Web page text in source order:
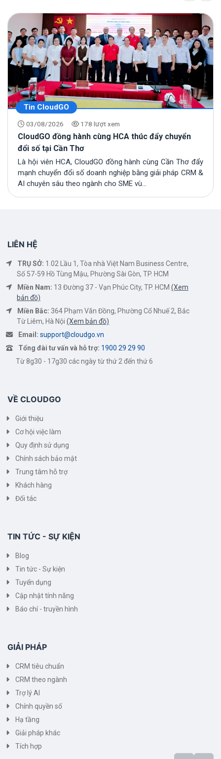
Tin CloudGO
03/08/2026 178 lượt xem
CloudGO đồng hành cùng HCA thúc đẩy chuyển
đổi số tại Cần Thơ
Là hội viên HCA, CloudGO đồng hành cùng Cần Thơ đẩy
mạnh chuyển đổi số doanh nghiệp bằng giải pháp CRM &
AI chuyên sâu theo ngành cho SME vù...
LIÊN HỆ
TRỤ SỞ: 1.02 Lầu 1, Tòa nhà Việt Nam Business Centre,
Số 57-59 Hồ Tùng Mậu, Phường Sài Gòn, TP. HCM
Miền Nam: 13 Đường 37 - Vạn Phúc City, TP. HCM (Xem
bản đồ)
Miền Bắc: 364 Phạm Văn Đồng, Phường Cổ Nhuế 2, Bắc
Từ Liêm, Hà Nội(Xem bản đồ)
Email: support@cloudgo.vn
Tổng đài tư vấn và hỗ trợ: 1900 29 29 90
Từ 8g30 - 17g30 các ngày từ thứ 2 đến thứ 6
VỀ CLOUDGO
Giới thiệu
Cơ hội việc làm
Quy định sử dụng
Chính sách bảo mật
Trung tâm hỗ trợ
Khách hàng
Đối tác
TIN TỨC - SỰ KIỆN
Blog
Tin tức - Sự kiện
Tuyển dụng
Cập nhật tính năng
Báo chí - truyền hình
GIẢI PHÁP
CRM tiêu chuẩn
CRM theo ngành
Trợ lý AI
Chính quyền số
Hạ tầng
Giải pháp khác
Tích hợp